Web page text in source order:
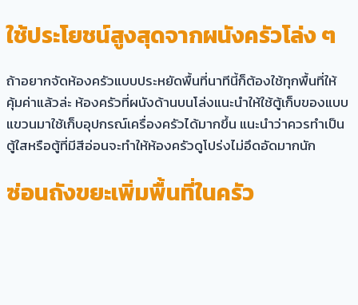
ใช้ประโยชน์สูงสุดจากผนังครัวโล่ง ๆ
ถ้าอยากจัดห้องครัวแบบประหยัดพื้นที่นาทีนี้ก็ต้องใช้ทุกพื้นที่ให้
คุ้มค่าแล้วล่ะ ห้องครัวที่ผนังด้านบนโล่งแนะนำให้ใช้ตู้เก็บของแบบ
แขวนมาใช้เก็บอุปกรณ์เครื่องครัวได้มากขึ้น แนะนำว่าควรทำเป็น
ตู้ใสหรือตู้ที่มีสีอ่อนจะทำให้ห้องครัวดูโปร่งไม่อึดอัดมากนัก
ซ่อนถังขยะเพิ่มพื้นที่ในครัว